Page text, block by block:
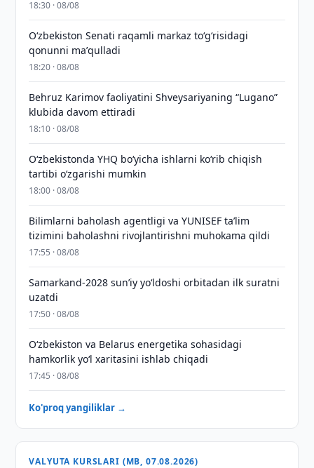
18:30 · 08/08
Oʻzbekiston Senati raqamli markaz toʻgʻrisidagi
qonunni maʼqulladi
18:20 · 08/08
Behruz Karimov faoliyatini Shveysariyaning “Lugano”
klubida davom ettiradi
18:10 · 08/08
O‘zbekistonda YHQ bo‘yicha ishlarni ko‘rib chiqish
tartibi o‘zgarishi mumkin
18:00 · 08/08
Bilimlarni baholash agentligi va YUNISEF taʼlim
tizimini baholashni rivojlantirishni muhokama qildi
17:55 · 08/08
Samarkand-2028 sunʼiy yo‘ldoshi orbitadan ilk suratni
uzatdi
17:50 · 08/08
Oʻzbekiston va Belarus energetika sohasidagi
hamkorlik yoʻl xaritasini ishlab chiqadi
17:45 · 08/08
Ko'proq yangiliklar →
VALYUTA KURSLARI (MB, 07.08.2026)